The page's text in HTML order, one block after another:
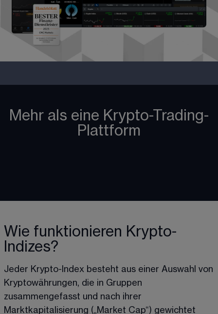
Mehr als eine Krypto-Trading-
Plattform
Wie funktionieren Krypto-
Indizes?
Jeder Krypto-Index besteht aus einer Auswahl von
Kryptowährungen, die in Gruppen
zusammengefasst und nach ihrer
Marktkapitalisierung („Market Cap“) gewichtet